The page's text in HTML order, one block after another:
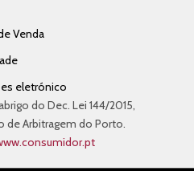
Venda
eletrónico
do Dec. Lei 144/2015,
de Arbitragem do Porto.